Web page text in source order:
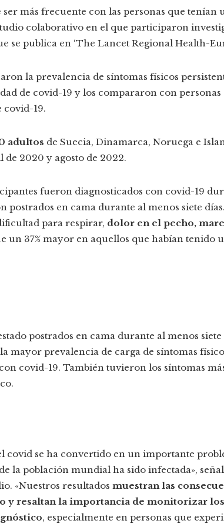
ser más frecuente con las personas que
colaborativo en el que participaron
se publica en ‘The Lancet Regional Health-
la prevalencia de síntomas físicos
de covid-19 y los compararon con
covid-19.
adultos de Suecia, Dinamarca, Noruega e
2020 y agosto de 2022.
fueron diagnosticados con covid-19
postrados en cama durante al menos siete
para respirar, dolor en el pecho,
un 37% mayor en aquellos que habían tenido
postrados en cama durante al menos
mayor prevalencia de carga de síntomas
covid-19. También tuvieron los síntomas
covid se ha convertido en un importante
la población mundial ha sido infectada»,
«Nuestros resultados muestran las
y resaltan la importancia de monitorizar
, especialmente en personas que